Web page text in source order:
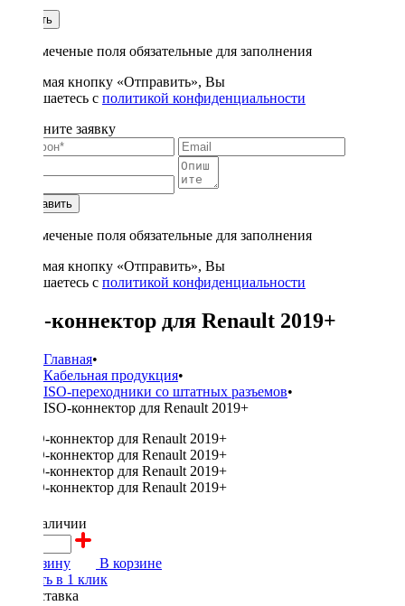
Купить
* - отмеченые поля обязательные для заполнения
Нажимая кнопку «Отправить», Вы
соглашаетесь с политикой конфиденциальности
Заполните заявку
Отправить
* - отмеченые поля обязательные для заполнения
Нажимая кнопку «Отправить», Вы
соглашаетесь с политикой конфиденциальности
ISO-коннектор для Renault 2019+
Главная•
Кабельная продукция•
ISO-переходники со штатных разъемов•
ISO-коннектор для Renault 2019+
в наличии
В корзину
В корзине
Купить в 1 клик